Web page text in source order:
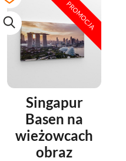
PROMOCJA
Singapur
Basen na
wieżowcach
obraz